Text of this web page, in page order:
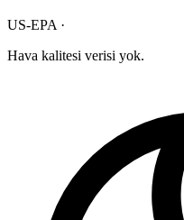
US-EPA ·
Hava kalitesi verisi yok.